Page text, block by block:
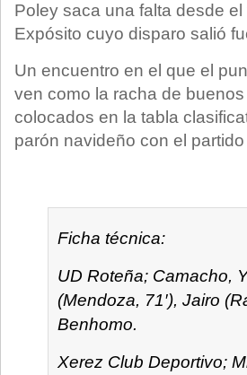
Poley saca una falta desde
Expósito cuyo disparo salió
Un encuentro en el que el
ven como la racha de
colocados en la tabla
parón navideño con el
Ficha técnica:
UD Roteña; Camacho,
(Mendoza, 71′), Jairo
Benhomo.
Xerez Club Deportivo;